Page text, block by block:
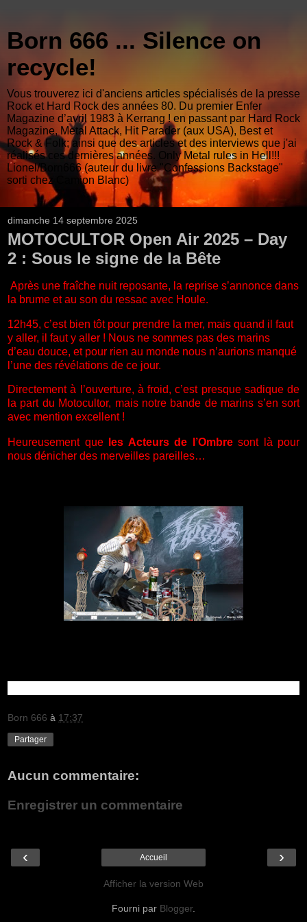
Born 666 ... Silence on
recycle!
Vous trouverez ici d'anciens articles spécialisés de la presse
Rock et Hard Rock des années 80. Du premier Enfer
Magazine d’avril 1983 à Kerrang ! en passant par Hard Rock
Magazine, Metal Attack, Hit Parader (aux USA), Best et
Rock & Folk; ainsi que des articles et des interviews que j'ai
réalisés ces dernières années. Only Metal rules in Hell!!!
Lionel/Born666 (auteur du livre "Confessions Backstage"
sorti chez Camion Blanc)
dimanche 14 septembre 2025
MOTOCULTOR Open Air 2025 – Day
2 : Sous le signe de la Bête
Après une fraîche nuit reposante, la reprise s’annonce dans
la brume et au son du ressac avec Houle.
12h45, c’est bien tôt pour prendre la mer, mais quand il faut
y aller, il faut y aller ! Nous ne sommes pas des marins
d’eau douce, et pour rien au monde nous n’aurions manqué
l’une des révélations de ce jour.
Directement à l’ouverture, à froid, c’est presque sadique de
la part du Motocultor, mais notre bande de marins s’en sort
avec mention excellent !
Heureusement que les Acteurs de l’Ombre sont là pour
nous dénicher des merveilles pareilles…
Born 666 à 17:37
Partager
Aucun commentaire:
Enregistrer un commentaire
‹ ›
Accueil
Afficher la version Web
Fourni par Blogger.